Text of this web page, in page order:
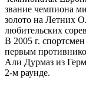
звание чемпиона
золото на Летних
любительских
В 2005 г.
первым
Али Дурмаз из
2-м раунде.